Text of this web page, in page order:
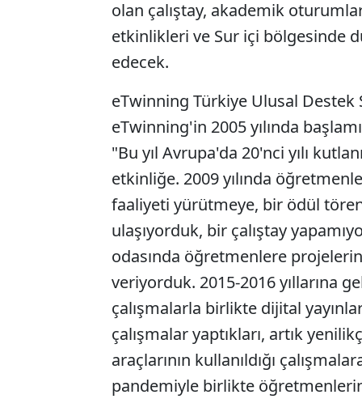
olan çalıştay, akademik
etkinlikleri ve Sur içi bölgesinde
edecek.
eTwinning Türkiye Ulusal
eTwinning'in 2005 yılında
"Bu yıl Avrupa'da 20'nci yılı
etkinliğe. 2009 yılında
faaliyeti yürütmeye, bir ödül
ulaşıyorduk, bir çalıştay
odasında öğretmenlere
veriyorduk. 2015-2016 yıllarına
çalışmalarla birlikte dijital
çalışmalar yaptıkları, artık
araçlarının kullanıldığı
pandemiyle birlikte